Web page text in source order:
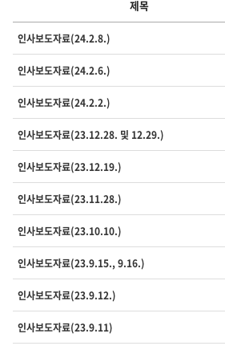
사
발
령
의
번
호,
제
목,
담
당
부
서,
유
형,
등
록
일
회
제목
인사보도자료(24.2.8.)
인사보도자료(24.2.6.)
인사보도자료(24.2.2.)
인사보도자료(23.12.28. 및 12.29.)
인사보도자료(23.12.19.)
인사보도자료(23.11.28.)
인사보도자료(23.10.10.)
인사보도자료(23.9.15., 9.16.)
인사보도자료(23.9.12.)
인사보도자료(23.9.11)